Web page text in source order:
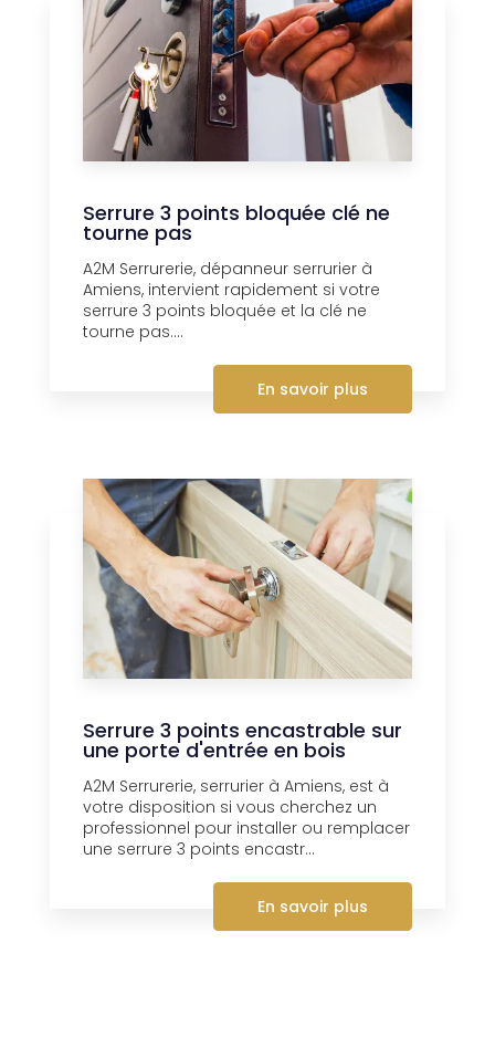
Serrure 3 points bloquée clé ne
tourne pas
A2M Serrurerie, dépanneur serrurier à
Amiens, intervient rapidement si votre
serrure 3 points bloquée et la clé ne
tourne pas....
En savoir plus
Serrure 3 points encastrable sur
une porte d'entrée en bois
A2M Serrurerie, serrurier à Amiens, est à
votre disposition si vous cherchez un
professionnel pour installer ou remplacer
une serrure 3 points encastr...
En savoir plus